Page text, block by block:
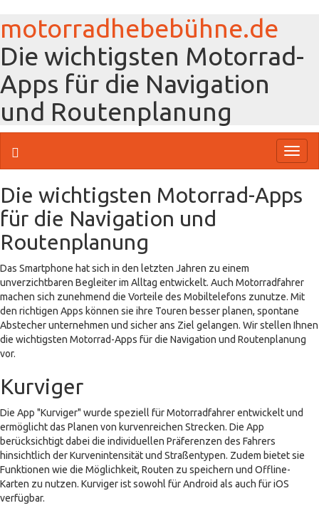
motorradhebebühne.de
Die wichtigsten Motorrad-
Apps für die Navigation
und Routenplanung
Die wichtigsten Motorrad-Apps
für die Navigation und
Routenplanung
Das Smartphone hat sich in den letzten Jahren zu einem
unverzichtbaren Begleiter im Alltag entwickelt. Auch Motorradfahrer
machen sich zunehmend die Vorteile des Mobiltelefons zunutze. Mit
den richtigen Apps können sie ihre Touren besser planen, spontane
Abstecher unternehmen und sicher ans Ziel gelangen. Wir stellen Ihnen
die wichtigsten Motorrad-Apps für die Navigation und Routenplanung
vor.
Kurviger
Die App "Kurviger" wurde speziell für Motorradfahrer entwickelt und
ermöglicht das Planen von kurvenreichen Strecken. Die App
berücksichtigt dabei die individuellen Präferenzen des Fahrers
hinsichtlich der Kurvenintensität und Straßentypen. Zudem bietet sie
Funktionen wie die Möglichkeit, Routen zu speichern und Offline-
Karten zu nutzen. Kurviger ist sowohl für Android als auch für iOS
verfügbar.